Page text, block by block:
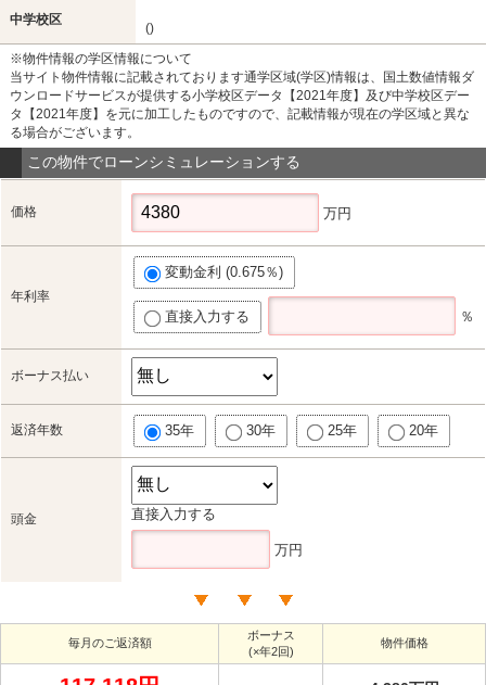
中学校区
()
※物件情報の学区情報について
当サイト物件情報に記載されております通学区域(学区)情報は、国土数値情報ダ
ウンロードサービスが提供する小学校区データ【2021年度】及び中学校区デー
タ【2021年度】を元に加工したものですので、記載情報が現在の学区域と異な
る場合がございます。
この物件でローンシミュレーションする
価格 万円
年利率
変動金利 (0.675％)
直接入力する ％
ボーナス払い
返済年数 35年 30年 25年 20年
頭金 直接入力する
万円
毎月のご返済額
ボーナス
(×年2回)
物件価格